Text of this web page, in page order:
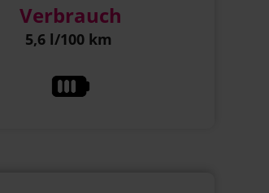
Verbrauch
5,6 l/100 km